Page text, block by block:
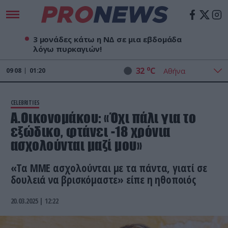
3 μονάδες κάτω η ΝΔ σε μια εβδομάδα
λόγω πυρκαγιών!
09 08 01:20 32 oC
CELEBRITIES
Α.Οικονομάκου: «Όχι πάλι για το
εξώδικο, φτάνει -18 χρόνια
ασχολούνται μαζί μου»
«Τα ΜΜΕ ασχολούνται με τα πάντα, γιατί σε
δουλειά να βρισκόμαστε» είπε η ηθοποιός
20.03.2025 | 12:22